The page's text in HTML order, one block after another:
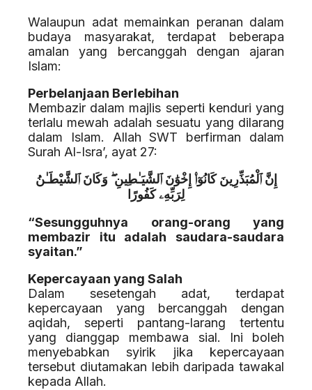
Walaupun adat memainkan peranan dalam
budaya masyarakat, terdapat beberapa
amalan yang bercanggah dengan ajaran
Islam:
Perbelanjaan Berlebihan
Membazir dalam majlis seperti kenduri yang
terlalu mewah adalah sesuatu yang dilarang
dalam Islam. Allah SWT berfirman dalam
Surah Al-Isra’, ayat 27:
إِنَّ ٱلْمُبَذِّرِينَ كَانُوٓا۟ إِخْوَٰنَ ٱلشَّيَـٰطِينِ ۖ وَكَانَ ٱلشَّيْطَـٰنُ
لِرَبِّهِۦ كَفُورًا
“Sesungguhnya orang-orang yang
membazir itu adalah saudara-saudara
syaitan.”
Kepercayaan yang Salah
Dalam sesetengah adat, terdapat
kepercayaan yang bercanggah dengan
aqidah, seperti pantang-larang tertentu
yang dianggap membawa sial. Ini boleh
menyebabkan syirik jika kepercayaan
tersebut diutamakan lebih daripada tawakal
kepada Allah.